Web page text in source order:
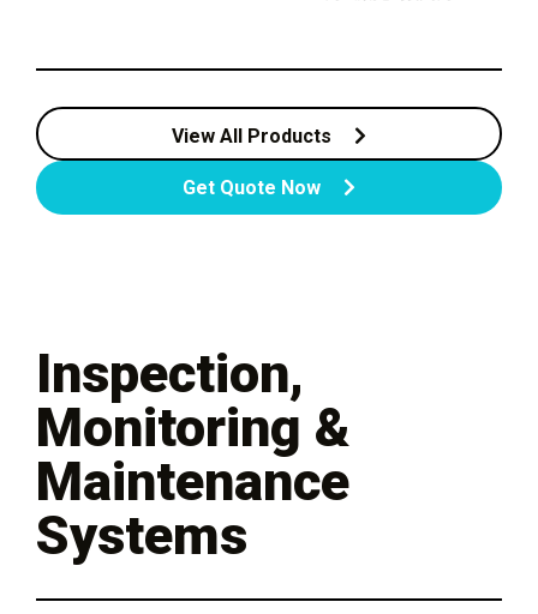
View All Products
Get Quote Now
Inspection,
Monitoring &
Maintenance
Systems